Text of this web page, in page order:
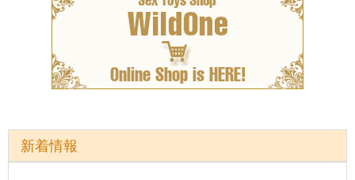
新着情報